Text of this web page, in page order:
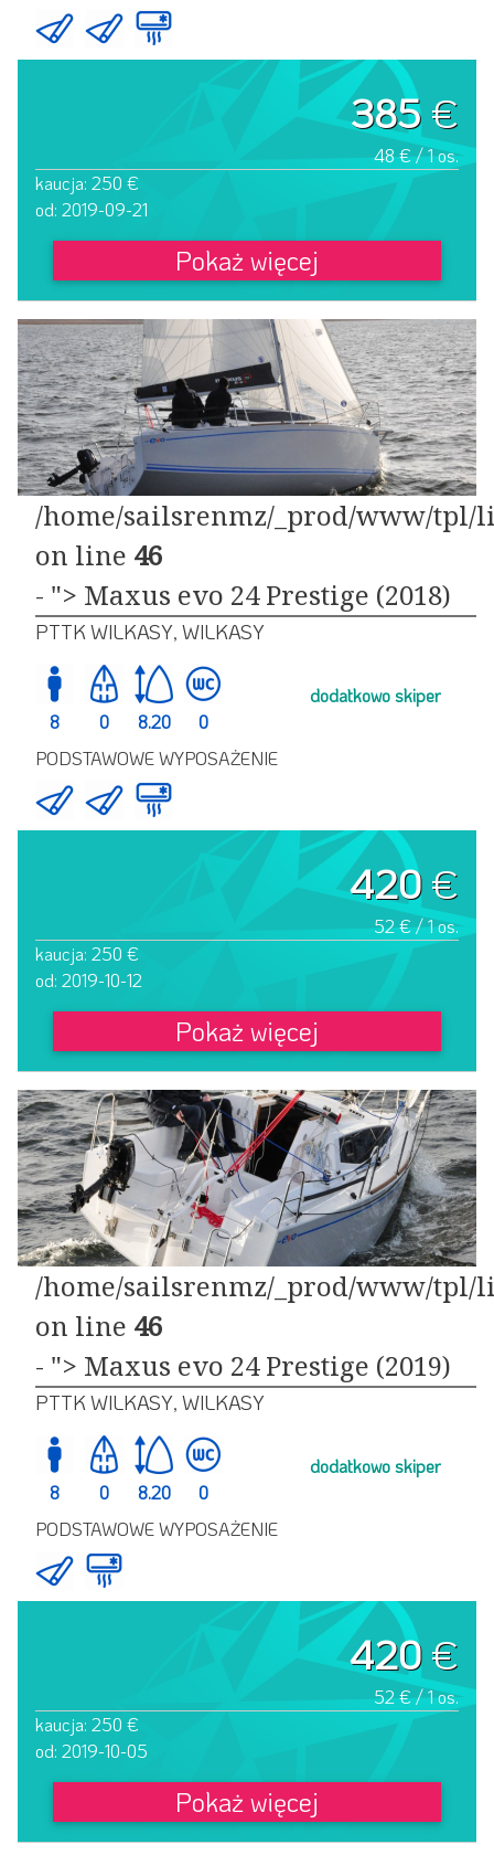
385€
48 € / 1 os.
kaucja: 250 €
od: 2019-09-21
Pokaż więcej
/home/sailsrenmz/_prod/www/tpl/
on line 46
- "> Maxus evo 24 Prestige (2018)
PTTK WILKASY, WILKASY
8 0 8.20 0
dodatkowo skiper
PODSTAWOWE WYPOSAŻENIE
420€
52 € / 1 os.
kaucja: 250 €
od: 2019-10-12
Pokaż więcej
/home/sailsrenmz/_prod/www/tpl/
on line 46
- "> Maxus evo 24 Prestige (2019)
PTTK WILKASY, WILKASY
8 0 8.20 0
dodatkowo skiper
PODSTAWOWE WYPOSAŻENIE
420€
52 € / 1 os.
kaucja: 250 €
od: 2019-10-05
Pokaż więcej